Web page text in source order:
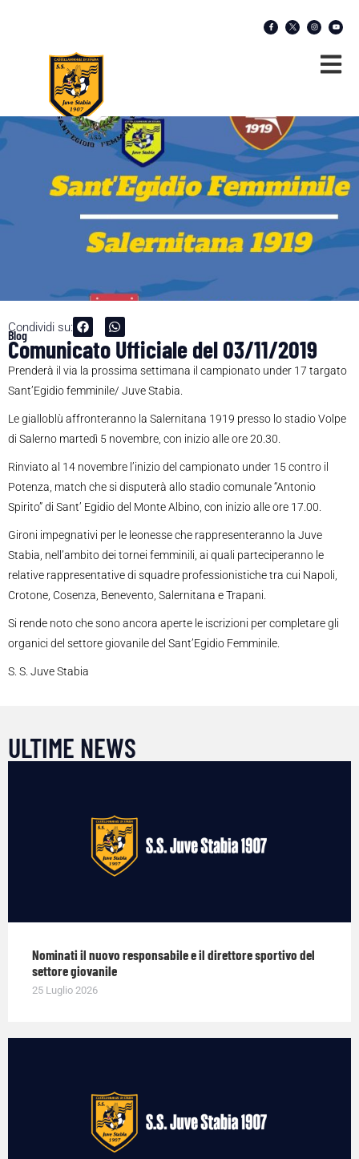
Condividi su:
Blog
Comunicato Ufficiale del 03/11/2019
Prenderà il via la prossima settimana il campionato under 17 targato
Sant’Egidio femminile/ Juve Stabia.
Le gialloblù affronteranno la Salernitana 1919 presso lo stadio Volpe
di Salerno martedì 5 novembre, con inizio alle ore 20.30.
Rinviato al 14 novembre l’inizio del campionato under 15 contro il
Potenza, match che si disputerà allo stadio comunale “Antonio
Spirito” di Sant’ Egidio del Monte Albino, con inizio alle ore 17.00.
Gironi impegnativi per le leonesse che rappresenteranno la Juve
Stabia, nell’ambito dei tornei femminili, ai quali parteciperanno le
relative rappresentative di squadre professionistiche tra cui Napoli,
Crotone, Cosenza, Benevento, Salernitana e Trapani.
Si rende noto che sono ancora aperte le iscrizioni per completare gli
organici del settore giovanile del Sant’Egidio Femminile.
S. S. Juve Stabia
ULTIME NEWS
Nominati il nuovo responsabile e il direttore sportivo del
settore giovanile
25 Luglio 2026